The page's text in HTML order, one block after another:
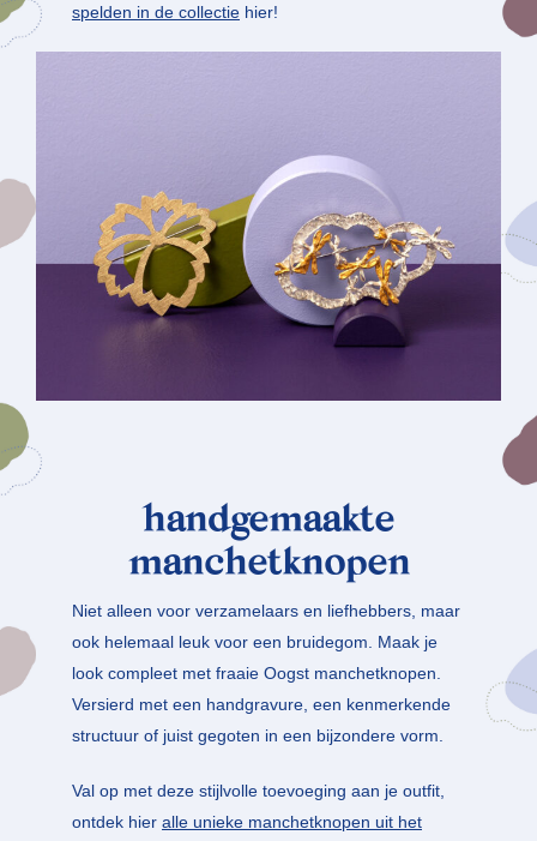
spelden in de collectie hier!
handgemaakte
manchetknopen
Niet alleen voor verzamelaars en liefhebbers, maar
ook helemaal leuk voor een bruidegom. Maak je
look compleet met fraaie Oogst manchetknopen.
Versierd met een handgravure, een kenmerkende
structuur of juist gegoten in een bijzondere vorm.
Val op met deze stijlvolle toevoeging aan je outfit,
ontdek hier alle unieke manchetknopen uit het